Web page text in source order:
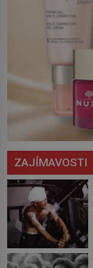
ZAJÍMAVOSTI